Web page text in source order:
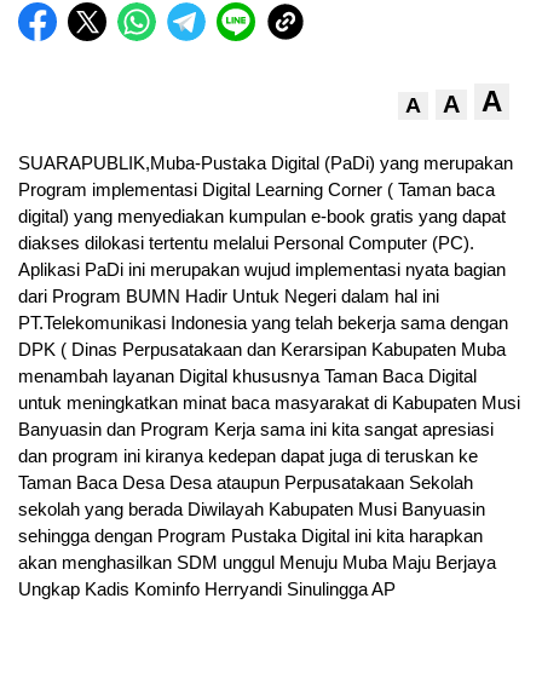
A A A
SUARAPUBLIK,Muba-Pustaka Digital (PaDi) yang merupakan
Program implementasi Digital Learning Corner ( Taman baca
digital) yang menyediakan kumpulan e-book gratis yang dapat
diakses dilokasi tertentu melalui Personal Computer (PC).
Aplikasi PaDi ini merupakan wujud implementasi nyata bagian
dari Program BUMN Hadir Untuk Negeri dalam hal ini
PT.Telekomunikasi Indonesia yang telah bekerja sama dengan
DPK ( Dinas Perpusatakaan dan Kerarsipan Kabupaten Muba
menambah layanan Digital khususnya Taman Baca Digital
untuk meningkatkan minat baca masyarakat di Kabupaten Musi
Banyuasin dan Program Kerja sama ini kita sangat apresiasi
dan program ini kiranya kedepan dapat juga di teruskan ke
Taman Baca Desa Desa ataupun Perpusatakaan Sekolah
sekolah yang berada Diwilayah Kabupaten Musi Banyuasin
sehingga dengan Program Pustaka Digital ini kita harapkan
akan menghasilkan SDM unggul Menuju Muba Maju Berjaya
Ungkap Kadis Kominfo Herryandi Sinulingga AP